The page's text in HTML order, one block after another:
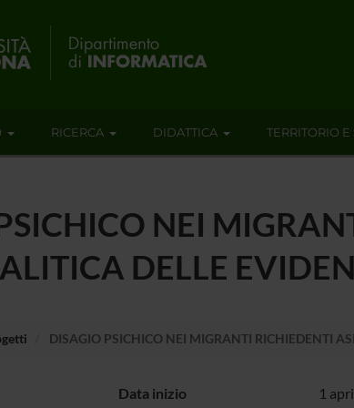
RICERCA DIDATTICA TERRITORIO E
NEI
DELLE
DISAGIO PSICHICO NEI MIGRANTI RICHIEDENTI
Data inizio
1